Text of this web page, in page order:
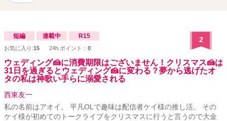
短編 連載中 R15
お気に入り:15 24h.ポイント： 0
2
ウェディング🍰に消費期限はございません！クリスマス🍰は
31日を過ぎるとウェディング🍰に変わる？夢から逃げたオ
タの私は神歌い手らに溺愛される
西東友一
私の名前はアオイ。 平凡OLで趣味は配信者ケイ様の推し活。 その
ケイ様が初めてのトークライブをクリスマスに行うと言うので大金